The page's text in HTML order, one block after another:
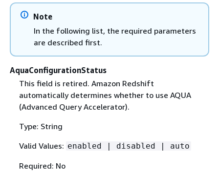
Note
In the following list, the required parameters
are described first.
AquaConfigurationStatus
This field is retired. Amazon Redshift
automatically determines whether to use AQUA
(Advanced Query Accelerator).
Type: String
Valid Values: enabled | disabled | auto
Required: No